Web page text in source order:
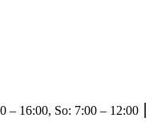
– 16:00, So: 7:00 – 12:00